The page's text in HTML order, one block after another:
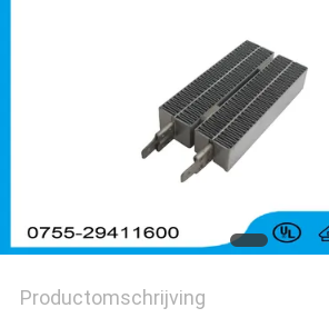
Productomschrijving